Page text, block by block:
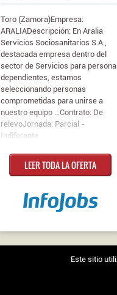
Toro (Zamora)Empresa:
ARALIADescripción: En Aralia
Servicios Sociosanitarios S.A.,
destacada empresa dentro del
sector de Servicios para
dependientes, estamos
seleccionando personas
comprometidas para unirse a
nuestro equipo ...Contrato: De
relevoJornada: Parcial -
Indiferente
LEER TODA LA OFERTA
Este sitio